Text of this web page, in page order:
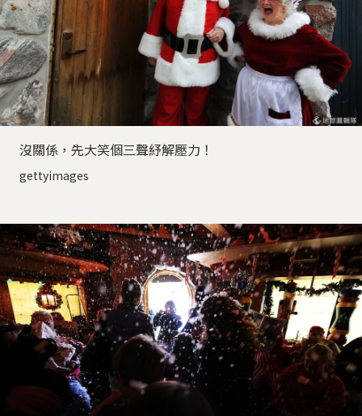
沒關係，先大笑個三聲紓解壓力！
gettyimages